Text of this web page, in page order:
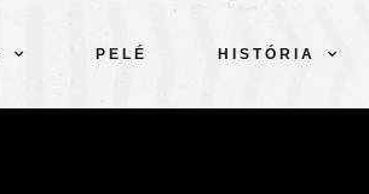
PELÉ HISTÓRIA
CLUBE